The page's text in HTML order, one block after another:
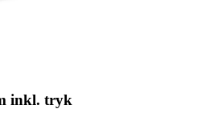
inkl. tryk